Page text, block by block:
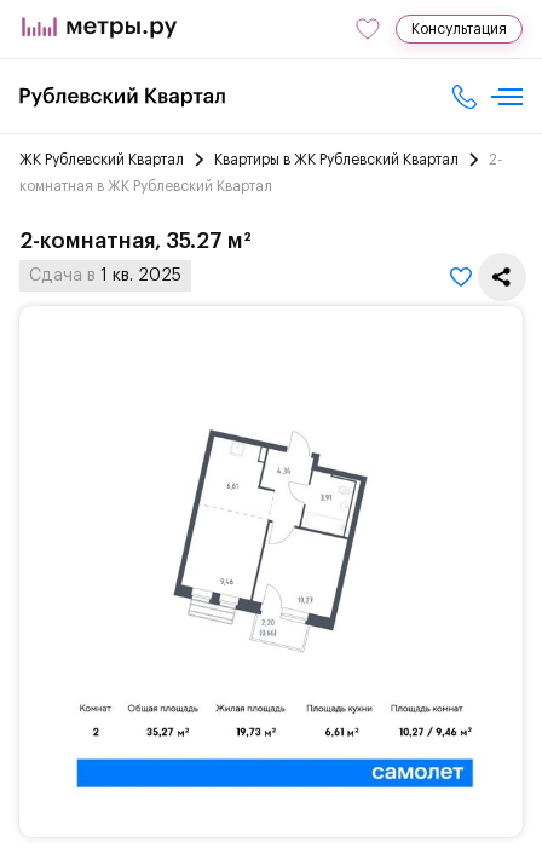
Консультация
ЖК Рублевский Квартал Квартиры в ЖК Рублевский Квартал
2-
комнатная в ЖК Рублевский Квартал
2-комнатная, 35.27 м²
Сдача в 1 кв. 2025